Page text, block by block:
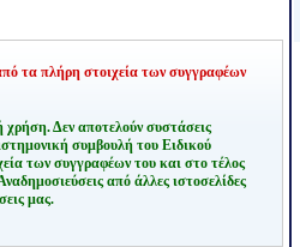
τα πλήρη στοιχεία των συγγραφέων
χρήση. Δεν αποτελούν συστάσεις
συμβουλή του Ειδικού
των συγγραφέων του και στο τέλος
από άλλες ιστοσελίδες
μας.